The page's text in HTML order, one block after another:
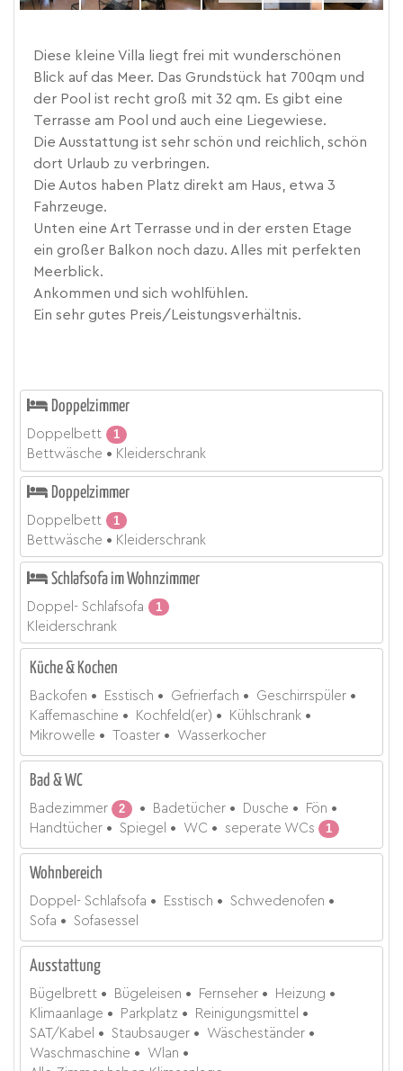
Diese kleine Villa liegt frei mit wunderschönen
Blick auf das Meer. Das Grundstück hat 700qm und
der Pool ist recht groß mit 32 qm. Es gibt eine
Terrasse am Pool und auch eine Liegewiese.
Die Ausstattung ist sehr schön und reichlich, schön
dort Urlaub zu verbringen.
Die Autos haben Platz direkt am Haus, etwa 3
Fahrzeuge.
Unten eine Art Terrasse und in der ersten Etage
ein großer Balkon noch dazu. Alles mit perfekten
Meerblick.
Ankommen und sich wohlfühlen.
Ein sehr gutes Preis/Leistungsverhältnis.
Doppelzimmer
Doppelbett
1
Bettwäsche
Kleiderschrank
Doppelzimmer
Doppelbett
1
Bettwäsche
Kleiderschrank
Schlafsofa im Wohnzimmer
Doppel- Schlafsofa
1
Kleiderschrank
Küche & Kochen
Backofen Esstisch Gefrierfach
Geschirrspüler
Kaffemaschine
Kochfeld(er)
Kühlschrank
Mikrowelle
Toaster Wasserkocher
Bad & WC
Badezimmer 2 Badetücher Dusche
Fön
Handtücher
Spiegel WC seperate WCs 1
Wohnbereich
Doppel- Schlafsofa Esstisch
Schwedenofen
Sofa
Sofasessel
Ausstattung
Bügelbrett Bügeleisen Fernseher
Heizung
Klimaanlage
Parkplatz
Reinigungsmittel
SAT/Kabel
Staubsauger
Wäscheständer
Waschmaschine
Wlan